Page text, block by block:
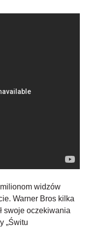
widzów
Warner Bros kilka
swoje oczekiwania
„Świtu